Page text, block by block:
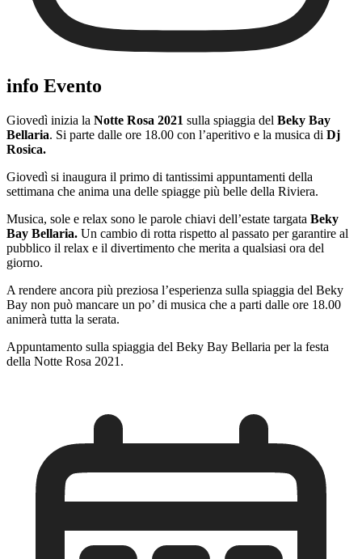
info Evento
Giovedì inizia la Notte Rosa 2021 sulla spiaggia del Beky Bay
Bellaria. Si parte dalle ore 18.00 con l’aperitivo e la musica di Dj
Rosica.
Giovedì si inaugura il primo di tantissimi appuntamenti della
settimana che anima una delle spiagge più belle della Riviera.
Musica, sole e relax sono le parole chiavi dell’estate targata Beky
Bay Bellaria. Un cambio di rotta rispetto al passato per garantire al
pubblico il relax e il divertimento che merita a qualsiasi ora del
giorno.
A rendere ancora più preziosa l’esperienza sulla spiaggia del Beky
Bay non può mancare un po’ di musica che a parti dalle ore 18.00
animerà tutta la serata.
Appuntamento sulla spiaggia del Beky Bay Bellaria per la festa
della Notte Rosa 2021.